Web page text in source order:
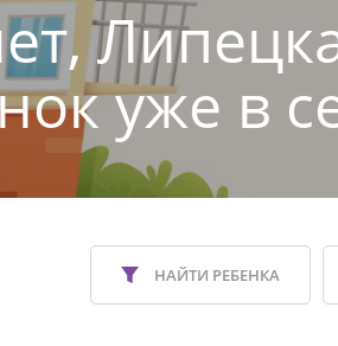
уже в
НАЙТИ РЕБЕНКА